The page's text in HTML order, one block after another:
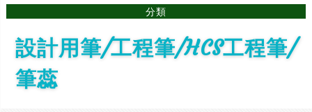
分類
設計用筆/工程筆/HCS工程筆/
筆蕊